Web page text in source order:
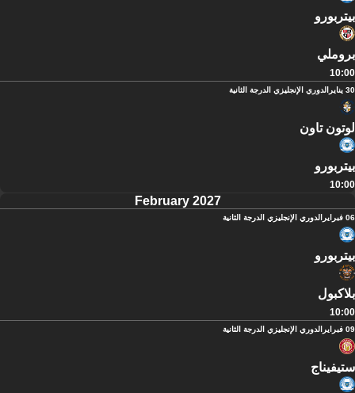
بيتربورو
بروملي
10:00
30 يناير الدوري الإنجليزي الدرجة الثانية
لوتون تاون
بيتربورو
10:00
February 2027
06 فبراير الدوري الإنجليزي الدرجة الثانية
بيتربورو
بلاكبول
10:00
09 فبراير الدوري الإنجليزي الدرجة الثانية
ستيفيناج